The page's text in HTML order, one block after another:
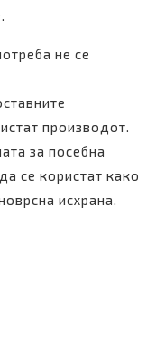
не се
производот.
за посебна
се користат како
исхрана.